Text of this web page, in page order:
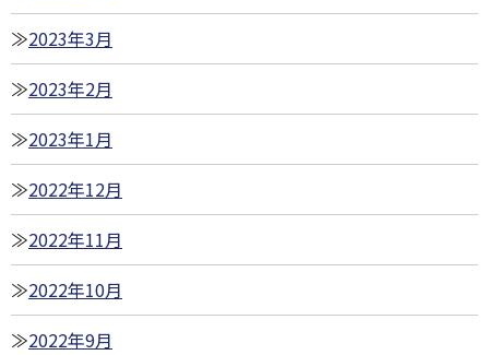
2023年3月
2023年2月
2023年1月
2022年12月
2022年11月
2022年10月
2022年9月